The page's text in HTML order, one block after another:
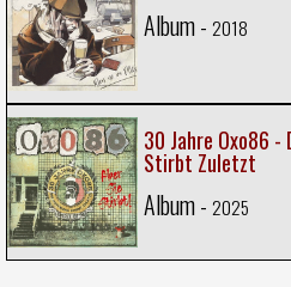
Album - 2018
30 Jahre Oxo86 -
Stirbt Zuletzt
Album - 2025